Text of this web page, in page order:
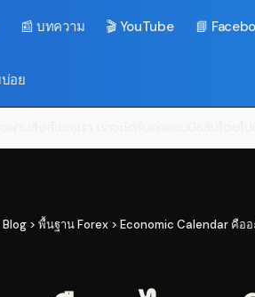
📰 บทความ 🎬 YouTube 📘
บ่อย
Blog > พื้นฐาน Forex > Economic Calendar คือ